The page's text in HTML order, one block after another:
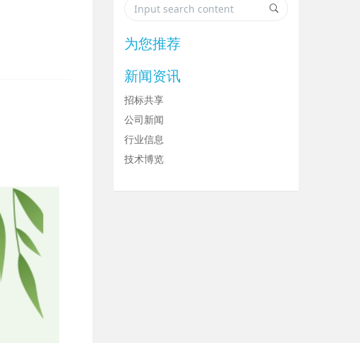
为您推荐
新闻资讯
招标共享
公司新闻
行业信息
技术博览